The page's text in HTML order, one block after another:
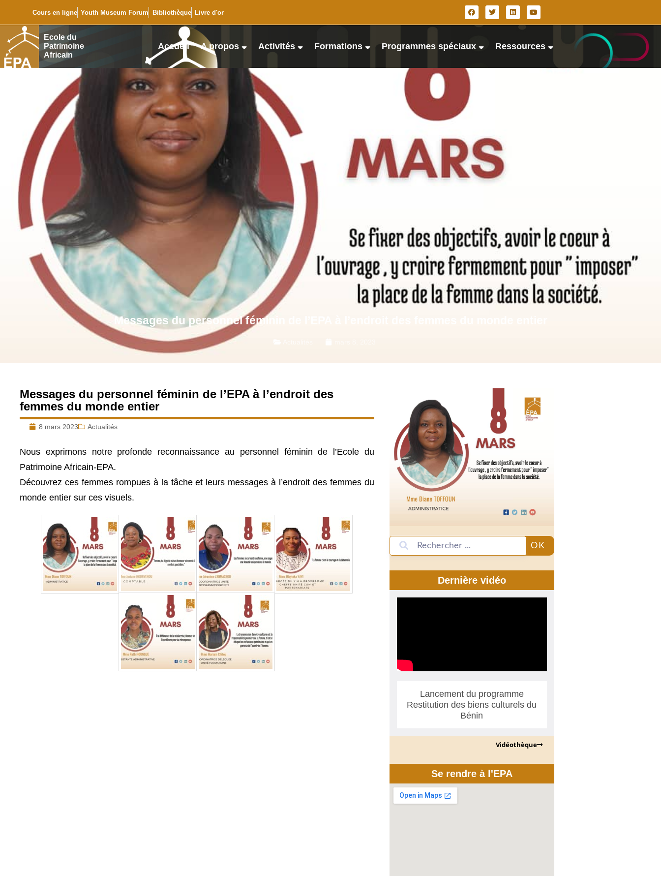
Cours en ligne Youth Museum Forum Bibliothèque Livre d'or
Ecole du
Patrimoine
Africain
Accueil A propos Activités Formations Programmes spéciaux Ressources
Messages du personnel féminin de l’EPA à l’endroit des femmes du monde entier
Messages du personnel féminin de l’EPA à l’endroit des
femmes du monde entier
8 mars 2023 Actualités
Nous exprimons notre profonde reconnaissance au personnel féminin de l’Ecole du
Patrimoine Africain-EPA.
Découvrez ces femmes rompues à la tâche et leurs messages à l’endroit des femmes du
monde entier sur ces visuels.
OK
Dernière vidéo
Lancement du programme
Restitution des biens culturels du
Bénin
Vidéothèque
Se rendre à l'EPA